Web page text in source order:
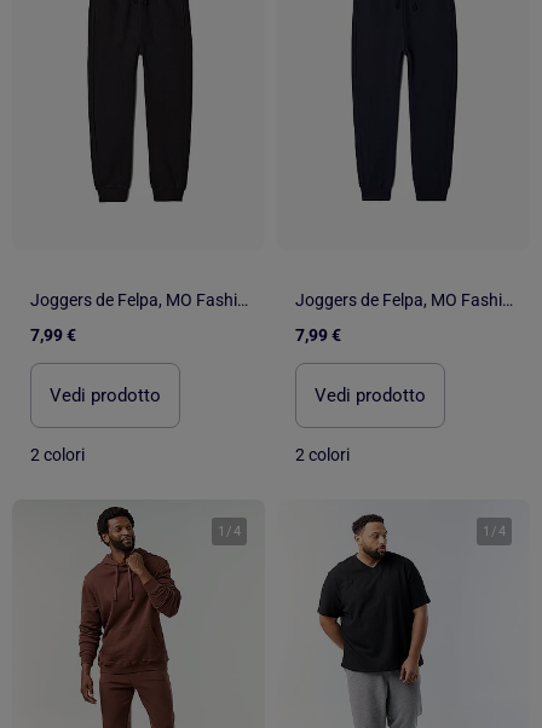
Joggers de Felpa, MO Fashion
7,99 €
Vedi prodotto
2 colori
Joggers de Felpa, MO Fashion
7,99 €
Vedi prodotto
2 colori
1 /4 1 /4